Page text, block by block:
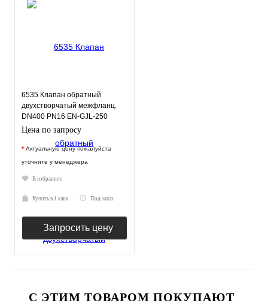
6535 Клапан обратный
двухстворчатый межфланц.
DN400 PN16 EN-GJL-250
нерж.сталь EPDM JAFAR
Цена по запросу
* Актуальную цену пожалуйста
уточните у менеджера
В избранное
Купить в 1 клик Под заказ
Запросить цену
С ЭТИМ ТОВАРОМ ПОКУПАЮТ